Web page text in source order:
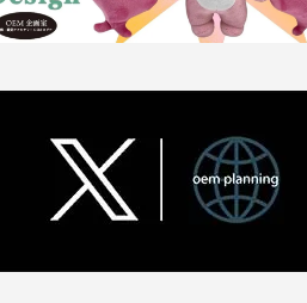
オリジナルトートバッグ